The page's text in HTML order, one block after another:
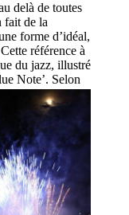
delà de toutes
fait de la
forme d’idéal,
référence à
du jazz, illustré
Note’. Selon